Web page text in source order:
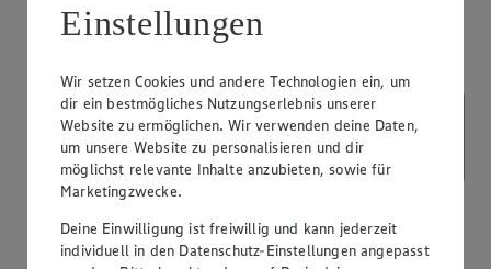
Einstellungen
Wir setzen Cookies und andere Technologien ein, um
dir ein bestmögliches Nutzungserlebnis unserer
Website zu ermöglichen. Wir verwenden deine Daten,
um unsere Website zu personalisieren und dir
möglichst relevante Inhalte anzubieten, sowie für
Marketingzwecke.
Deine Einwilligung ist freiwillig und kann jederzeit
individuell in den Datenschutz-Einstellungen angepasst